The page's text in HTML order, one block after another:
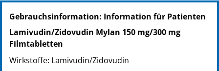
PZN: 18451447
PPN: 111845144791
NTIN: 04150184514476
PZN: 10309081
NTIN: 04150103090814
Gebrauchsinformation: Information für Patienten
Lamivudin/Zidovudin Mylan 150 mg/300 mg
Filmtabletten
Wirkstoffe: Lamivudin/Zidovudin